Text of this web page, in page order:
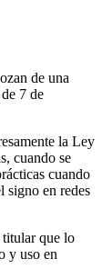
de una
7 de
la Ley
cuando se
cuando
signo en redes
titular que lo
y uso en